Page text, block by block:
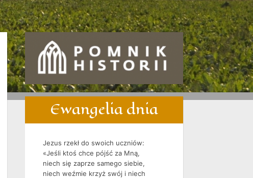
Ewangelia dnia
Jezus rzekł do swoich uczniów:
«Jeśli ktoś chce pójść za Mną,
niech się zaprze samego siebie,
niech weźmie krzyż swój i niech